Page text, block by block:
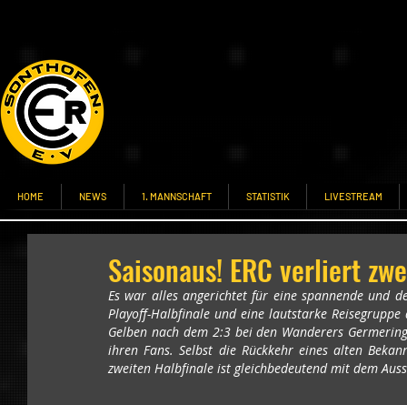
HOME NEWS 1. MANNSCHAFT STATISTIK LIVESTREAM
Saisonaus! ERC verliert
Es war alles angerichtet für eine spannende und
Playoff-Halbfinale und eine lautstarke
Gelben nach dem 2:3 bei den Wanderers
ihren Fans. Selbst die Rückkehr eines alten
zweiten Halbfinale ist gleichbedeutend mit dem